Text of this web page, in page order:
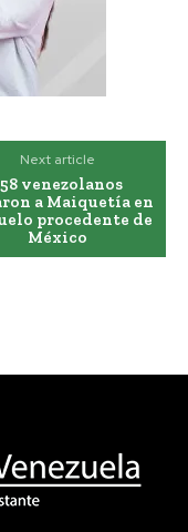
Next article
venezolanos
a Maiquetía en
procedente de
México